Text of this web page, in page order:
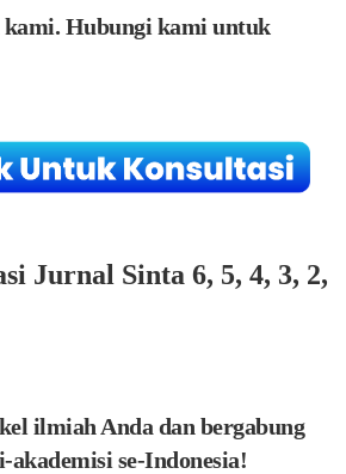
kami. Hubungi kami untuk
Jurnal Sinta 6, 5, 4, 3, 2,
ilmiah Anda dan bergabung
akademisi se-Indonesia!